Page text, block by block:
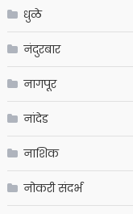
धुळे
नंदुरबार
नागपूर
नांदेड
नाशिक
नोकरी संदर्भ